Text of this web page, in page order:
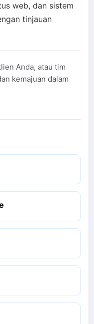
web, dan sistem
tinjauan
Anda, atau tim
kemajuan dalam